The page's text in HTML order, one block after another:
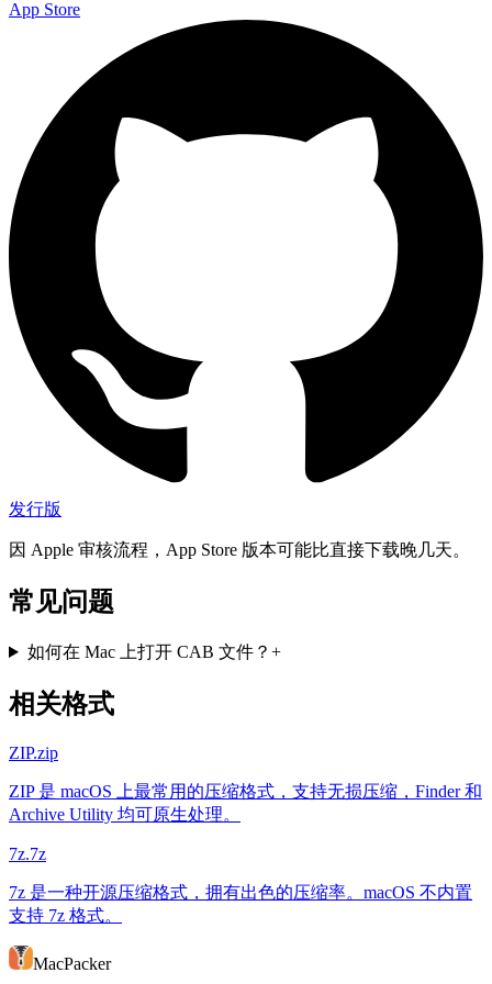
App Store
发行版
因 Apple 审核流程，App Store 版本可能比直接下载晚几天。
常见问题
如何在 Mac 上打开 CAB 文件？ +
相关格式
ZIP.zip
ZIP 是 macOS 上最常用的压缩格式，支持无损压缩，Finder 和
Archive Utility 均可原生处理。
7z.7z
7z 是一种开源压缩格式，拥有出色的压缩率。macOS 不内置
支持 7z 格式。
MacPacker